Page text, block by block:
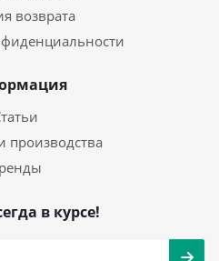
возврата
производства
в курсе!